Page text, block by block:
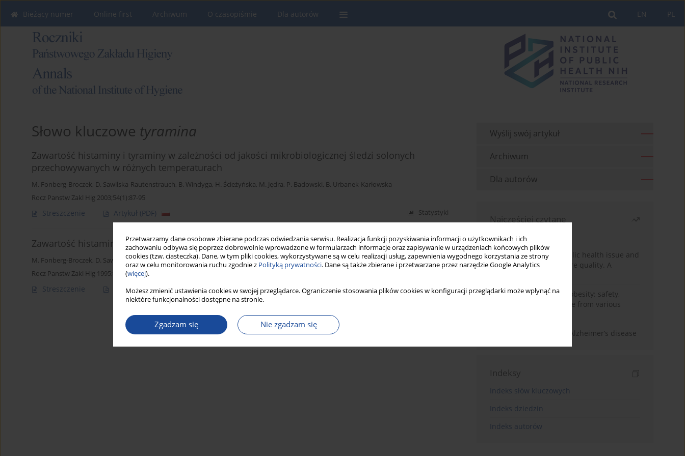
Przetwarzamy dane osobowe zbierane podczas odwiedzania serwisu. Realizacja funkcji pozyskiwania informacji o użytkownikach i ich
zachowaniu odbywa się poprzez dobrowolnie wprowadzone w formularzach informacje oraz zapisywanie w urządzeniach końcowych plików
cookies (tzw. ciasteczka). Dane, w tym pliki cookies, wykorzystywane są w celu realizacji usług, zapewnienia wygodnego korzystania ze strony
oraz w celu monitorowania ruchu zgodnie z Polityką prywatności. Dane są także zbierane i przetwarzane przez narzędzie Google Analytics
(więcej).
Możesz zmienić ustawienia cookies w swojej przeglądarce. Ograniczenie stosowania plików cookies w konfiguracji przeglądarki może wpłynąć na
niektóre funkcjonalności dostępne na stronie.
Zgadzam się Nie zgadzam się
PL
EN
Bieżący numer Online first Archiwum O czasopiśmie Dla autorów
Słowo kluczowe tyramina
Zawartość histaminy i tyraminy w zależności od jakości mikrobiologicznej śledzi solonych
przechowywanych w różnych temperaturach
M. Fonberg-Broczek, D. Sawilska-Rautenstrauch, B. Windyga, H. Ścieżyńska, M. Jędra, P. Badowski, B. Urbanek-Karłowska
Rocz Panstw Zakl Hig 2003;54(1):87-95
Streszczenie Artykuł (PDF) Statystyki
Zawartość histaminy i tyraminy w serach dojrzewających pobranych z obrotu
M. Fonberg-Broczek, D. Sawilska-Rautenstrauch
Rocz Panstw Zakl Hig 1995;46(3):243-246
Streszczenie Artykuł(PDF) Statystyki
Wyślij swój artykuł
Archiwum
Dla autorów
Najczęściej czytane
Miesiąc
Rok
Nurse burnout as a public health issue and
Its impact on patient care quality. A
Ketogenic diet in adult obesity: safety,
limitations, and evidence from various
The role of nutrition in Alzheimer’s disease
Indeksy
Indeks słów kluczowych
Indeks dziedzin
Indeks autorów